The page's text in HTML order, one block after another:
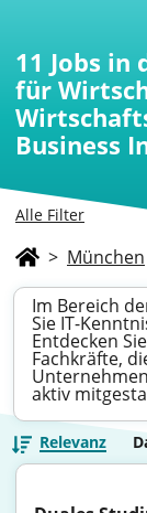
Alle Filter
11 Jobs
für
Business
> München
Im Bereich
Sie IT-
Entdecken
Fachkräfte,
aktiv
Relevanz